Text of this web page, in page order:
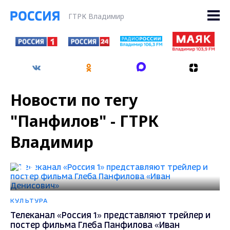
ГТРК Владимир
Новости по тегу
"Панфилов" - ГТРК
Владимир
КУЛЬТУРА
Телеканал «Россия 1» представляют трейлер и
постер фильма Глеба Панфилова «Иван